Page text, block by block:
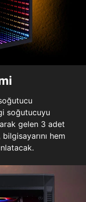
soğutucuyu
gelen 3 adet
hem